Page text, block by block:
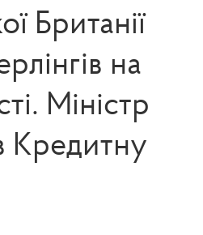
Британії
на
Міністр
Кредитну